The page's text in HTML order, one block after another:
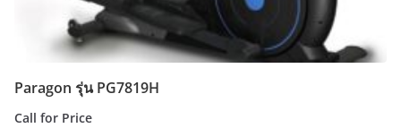
Paragon รุ่น PG7819H
Call for Price